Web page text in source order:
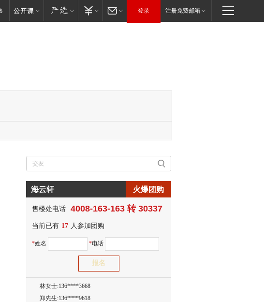
登录 注册免费邮箱
海云轩 火爆团购
售楼处电话 4008-163-163 转 30337
当前已有 17 人参加团购
*姓名 *电话
邓先生:138****8083
蒋女士:186****7681
陈先生:159****3332
杨先生:134****5158
周先生:138****8967
林女士:136****3668
郑先生:136****9618